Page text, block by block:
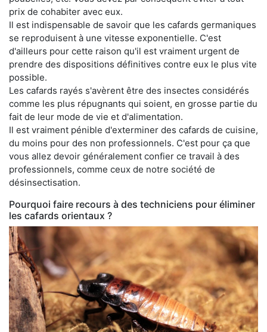
prix de cohabiter avec eux.
Il est indispensable de savoir que les cafards germaniques
se reproduisent à une vitesse exponentielle. C'est
d'ailleurs pour cette raison qu'il est vraiment urgent de
prendre des dispositions définitives contre eux le plus vite
possible.
Les cafards rayés s'avèrent être des insectes considérés
comme les plus répugnants qui soient, en grosse partie du
fait de leur mode de vie et d'alimentation.
Il est vraiment pénible d'exterminer des cafards de cuisine,
du moins pour des non professionnels. C'est pour ça que
vous allez devoir généralement confier ce travail à des
professionnels, comme ceux de notre société de
désinsectisation.
Pourquoi faire recours à des techniciens pour éliminer
les cafards orientaux ?